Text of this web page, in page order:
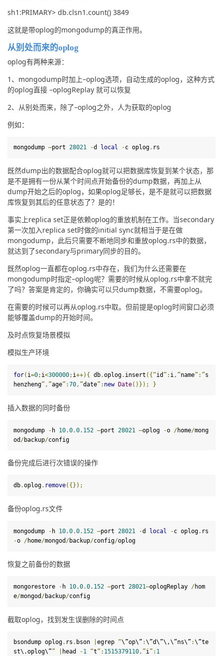
sh1:PRIMARY> db.clsn1.count() 3849
这就是带oplog的mongodump的真正作用。
从别处而来的oplog
oplog有两种来源：
1、mongodump时加上–oplog选项，自动生成的oplog，这种方式
的oplog直接 –oplogReplay 就可以恢复
2、从别处而来，除了–oplog之外，人为获取的oplog
例如：
mongodump –port 28021 -d local -c oplog. rs
既然dump出的数据配合oplog就可以把数据库恢复到某个状态，那
是不是拥有一份从某个时间点开始备份的dump数据，再加上从
dump开始之后的oplog，如果oplog足够长，是不是就可以把数据
库恢复到其后的任意状态了？是的！
事实上replica set正是依赖oplog的重放机制在工作。当secondary
第一次加入replica set时做的initial sync就相当于是在做
mongodump，此后只需要不断地同步和重放oplog.rs中的数据，
就达到了secondary与primary同步的目的。
既然oplog一直都在oplog.rs中存在，我们为什么还需要在
mongodump时指定–oplog呢？需要的时候从oplog.rs中拿不就完
了吗？答案是肯定的，你确实可以只dump数据，不需要oplog。
在需要的时候可以再从oplog.rs中取。但前提是oplog时间窗口必须
能够覆盖dump的开始时间。
及时点恢复场景模拟
模拟生产环境
for( i=0; i<300000; i++){ db.oplog. insert ({“id ”: i ,”name”:”s
henzheng”,”age”:70,”date”: new Date()}); }
插入数据的同时备份
mongodump - h 10.0.0.152 –port 28021 –oplog -o /home/mong
od /backup/config
备份完成后进行次错误的操作
db.oplog. remove({});
备份oplog.rs文件
mongodump - h 10.0.0.152 –port 28021 -d local -c oplog.
-o /home/mongod /backup/config/oplog
恢复之前备份的数据
mongorestore - h 10.0.0.152 –port 28021–oplogReplay /hom
e/mongod /backup/config
截取oplog，找到发生误删除的时间点
bsondump oplog. rs . bson egrep “\”op\” :\”d\”\,\”ns\” :\”te
st\.oplog\”” head -1 “t”: 1515379110,”i ”: 1